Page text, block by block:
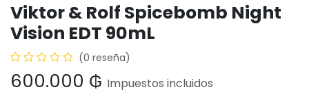
Viktor & Rolf Spicebomb Night
Vision EDT 90mL
(0 reseña)
600.000 ₲ Impuestos incluidos